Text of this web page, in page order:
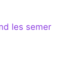
les semer